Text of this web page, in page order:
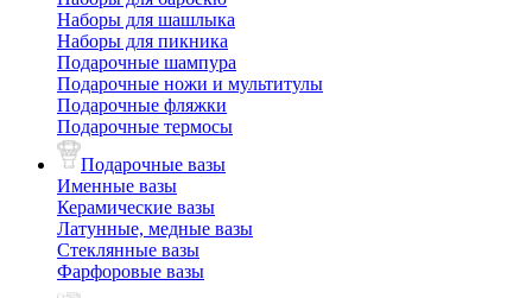
Наборы для шашлыка
Наборы для пикника
Подарочные шампура
Подарочные ножи и мультитулы
Подарочные фляжки
Подарочные термосы
Подарочные вазы
Именные вазы
Керамические вазы
Латунные, медные вазы
Стеклянные вазы
Фарфоровые вазы